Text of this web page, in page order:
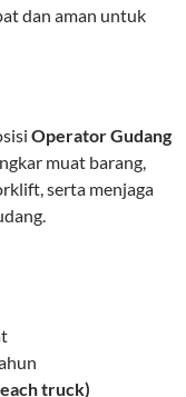
dan aman untuk
Operator Gudang
muat barang,
serta menjaga
truck)